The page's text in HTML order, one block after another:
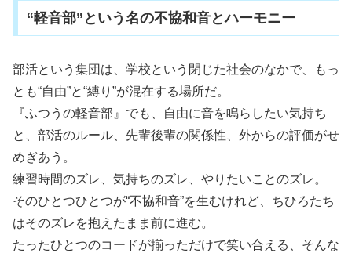
“軽音部”という名の不協和音とハーモニー
部活という集団は、学校という閉じた社会のなかで、もっ
とも“自由”と“縛り”が混在する場所だ。
『ふつうの軽音部』でも、自由に音を鳴らしたい気持ち
と、部活のルール、先輩後輩の関係性、外からの評価がせ
めぎあう。
練習時間のズレ、気持ちのズレ、やりたいことのズレ。
そのひとつひとつが“不協和音”を生むけれど、ちひろたち
はそのズレを抱えたまま前に進む。
たったひとつのコードが揃っただけで笑い合える、そんな